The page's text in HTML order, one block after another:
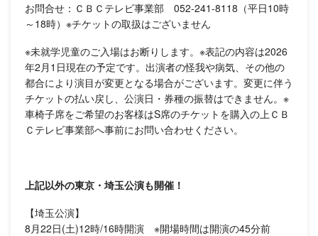
お問合せ：ＣＢＣテレビ事業部 052-241-8118（平日10時
～18時）※チケットの取扱はございません
※未就学児童のご入場はお断りします。※表記の内容は2026
年2月1日現在の予定です。出演者の怪我や病気、その他の
都合により演目が変更となる場合がございます。変更に伴う
チケットの払い戻し、公演日・券種の振替はできません。※
車椅子席をご希望のお客様はS席のチケットを購入の上ＣＢ
Ｃテレビ事業部へ事前にお問い合わせください。
上記以外の東京・埼玉公演も開催！
【埼玉公演】
8月22日(土)12時/16時開演 ※開場時間は開演の45分前